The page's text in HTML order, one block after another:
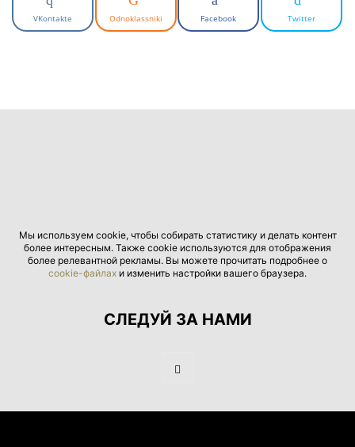
VKontakte Odnoklassniki Facebook Twitter
Мы используем cookie, чтобы собирать статистику и делать контент
более интересным. Также cookie используются для отображения
более релевантной рекламы. Вы можете прочитать подробнее о
cookie-файлах и изменить настройки вашего браузера.
СЛЕДУЙ ЗА НАМИ